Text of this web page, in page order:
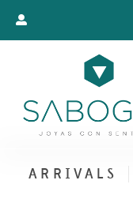
ARRIVALS